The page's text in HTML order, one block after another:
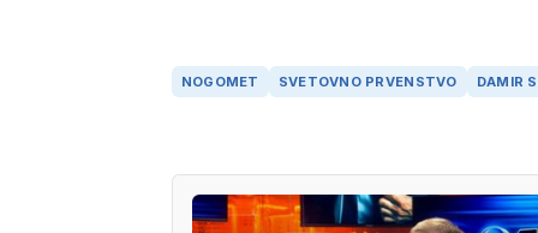
NOGOMET SVETOVNO PRVENSTVO DAMIR